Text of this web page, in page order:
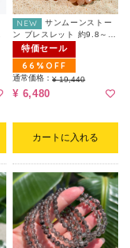
NEW
サンムーンストー
ン ブレスレット 約9.8～
10.3mm（ランダム）
特価セール
66%OFF
通常価格：¥ 19,440
¥ 6,480
カートに入れる